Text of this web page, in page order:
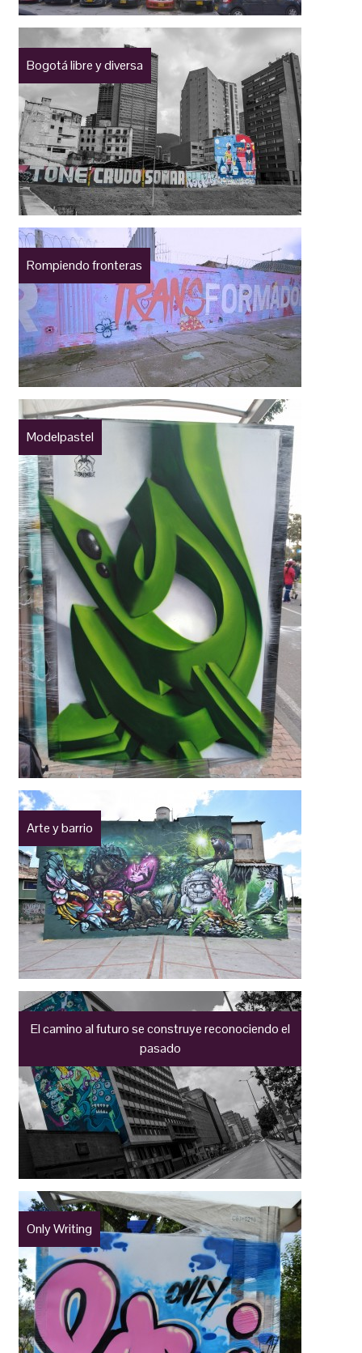
Bogotá libre y diversa
Rompiendo fronteras
Modelpastel
Arte y barrio
El camino al futuro se construye reconociendo el
pasado
Only Writing